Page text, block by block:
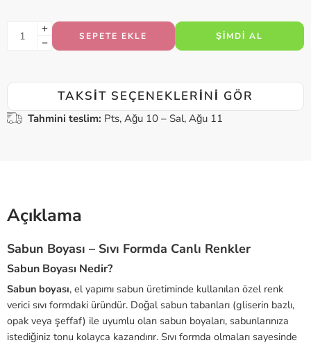
SEPETE EKLE ŞIMDI AL
TAKSIT SEÇENEKLERINI GÖR
Tahmini teslim: Pts, Ağu 10 – Sal, Ağu 11
Açıklama
Sabun Boyası – Sıvı Formda Canlı Renkler
Sabun Boyası Nedir?
Sabun boyası, el yapımı sabun üretiminde kullanılan özel renk
verici sıvı formdaki üründür. Doğal sabun tabanları (gliserin bazlı,
opak veya şeffaf) ile uyumlu olan sabun boyaları, sabunlarınıza
istediğiniz tonu kolayca kazandırır. Sıvı formda olmaları sayesinde